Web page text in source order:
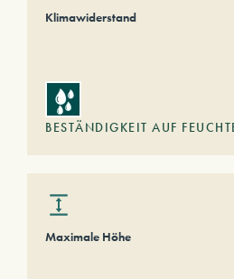
Klimawiderstand
BESTÄNDIGKEIT AUF
Maximale Höhe